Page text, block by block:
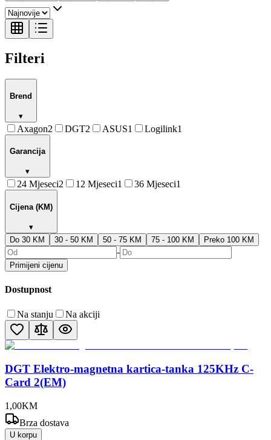
Filteri
Brend
▾
Axagon2 DGT2 ASUS1 Logilink1
Garancija
▾
24 Mjeseci2 12 Mjeseci1 36 Mjeseci1
Cijena (KM)
▾
Do 30 KM
30 - 50 KM 50 - 75 KM 75 - 100 KM Preko 100 KM
-
Primijeni cijenu
Dostupnost
Na stanju Na akciji
DGT Elektro-magnetna kartica-tanka 125KHz C-
Card 2(EM)
1 ,00KM
Brza dostava
U korpu